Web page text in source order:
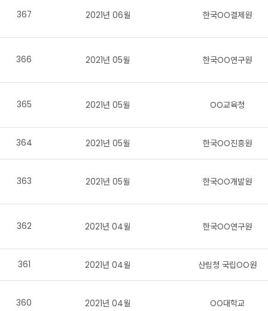
367 2021년 06월 한국OO결제원
366 2021년 05월 한국OO연구원
365 2021년 05월 OO교육청
364 2021년 05월 한국OO진흥원
363 2021년 05월 한국OO개발원
362 2021년 04월 한국OO연구원
361 2021년 04월 산림청 국립OO원
360 2021년 04월 OO대학교